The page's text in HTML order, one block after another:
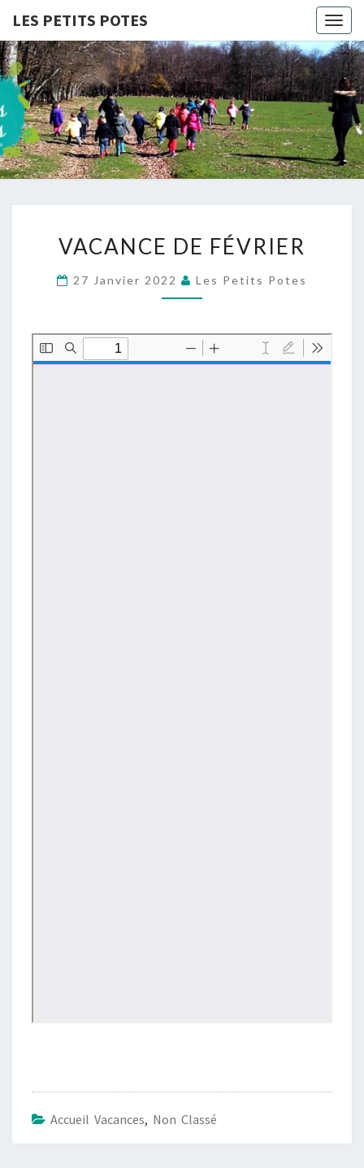
LES PETITS POTES
LES
PETITS
POTES
Association
D'accueil
De Loisirs
DE
FÉVRIER
VACANCE DE FÉVRIER
27 Janvier 2022 Les Petits Potes
Accueil Vacances, Non Classé